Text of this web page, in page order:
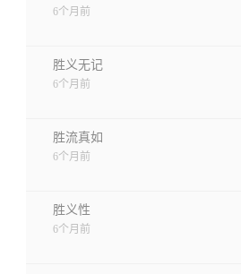
6个月前
胜义无记
6个月前
胜流真如
6个月前
胜义性
6个月前